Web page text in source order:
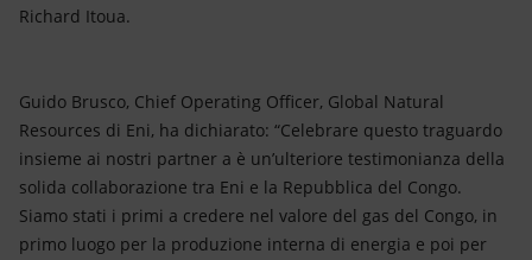
Richard Itoua.
Guido Brusco, Chief Operating Officer, Global Natural
Resources di Eni, ha dichiarato: “Celebrare questo traguardo
insieme ai nostri partner a è un’ulteriore testimonianza della
solida collaborazione tra Eni e la Repubblica del Congo.
Siamo stati i primi a credere nel valore del gas del Congo, in
primo luogo per la produzione interna di energia e poi per